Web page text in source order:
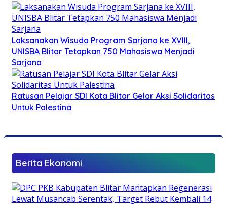
Laksanakan Wisuda Program Sarjana ke XVIII,
UNISBA Blitar Tetapkan 750 Mahasiswa Menjadi
Sarjana
Ratusan Pelajar SDI Kota Blitar Gelar Aksi Solidaritas
Untuk Palestina
Berita Ekonomi